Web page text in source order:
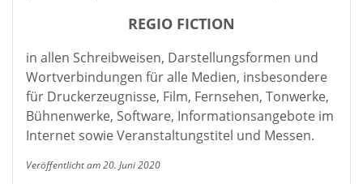
REGIO FICTION
in allen Schreibweisen, Darstellungsformen und
Wortverbindungen für alle Medien, insbesondere
für Druckerzeugnisse, Film, Fernsehen, Tonwerke,
Bühnenwerke, Software, Informationsangebote im
Internet sowie Veranstaltungstitel und Messen.
Veröffentlicht am 20. Juni 2020